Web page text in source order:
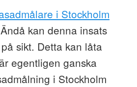
i Stockholm
kan denna insats
sikt. Detta kan låta
egentligen ganska
i Stockholm